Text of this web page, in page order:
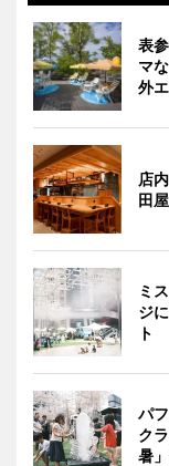
表
マ
外
店
田屋
ミ
ジ
ト
パ
ク
暑